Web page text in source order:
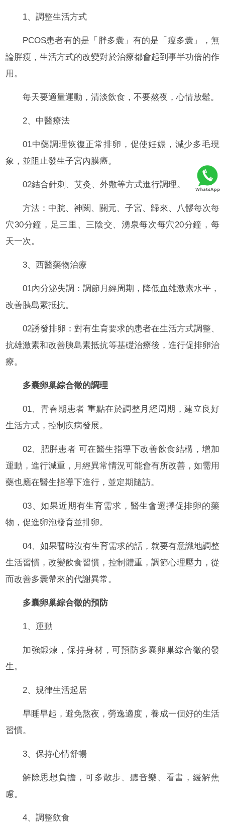
1、調整生活方式
PCOS患者有的是「胖多囊」有的是「瘦多囊」，無
論胖瘦，生活方式的改變對於治療都會起到事半功倍的作
用。
每天要適量運動，清淡飲食，不要熬夜，心情放鬆。
2、中醫療法
01中藥調理恢復正常排卵，促使妊娠，減少多毛現
象，並阻止發生子宮內膜癌。
02結合針刺、艾灸、外敷等方式進行調理。
方法：中脘、神闕、關元、子宮、歸來、八髎每次每
穴30分鐘，足三里、三陰交、湧泉每次每穴20分鐘，每
天一次。
3、西醫藥物治療
01內分泌失調：調節月經周期，降低血雄激素水平，
改善胰島素抵抗。
02誘發排卵：對有生育要求的患者在生活方式調整、
抗雄激素和改善胰島素抵抗等基礎治療後，進行促排卵治
療。
多囊卵巢綜合徵的調理
01、青春期患者 重點在於調整月經周期，建立良好
生活方式，控制疾病發展。
02、肥胖患者 可在醫生指導下改善飲食結構，增加
運動，進行減重，月經異常情況可能會有所改善，如需用
藥也應在醫生指導下進行，並定期隨訪。
03、如果近期有生育需求，醫生會選擇促排卵的藥
物，促進卵泡發育並排卵。
04、如果暫時沒有生育需求的話，就要有意識地調整
生活習慣，改變飲食習慣，控制體重，調節心理壓力，從
而改善多囊帶來的代謝異常。
多囊卵巢綜合徵的預防
1、運動
加強鍛煉，保持身材，可預防多囊卵巢綜合徵的發
生。
2、規律生活起居
早睡早起，避免熬夜，勞逸適度，養成一個好的生活
習慣。
3、保持心情舒暢
解除思想負擔，可多散步、聽音樂、看書，緩解焦
慮。
4、調整飲食